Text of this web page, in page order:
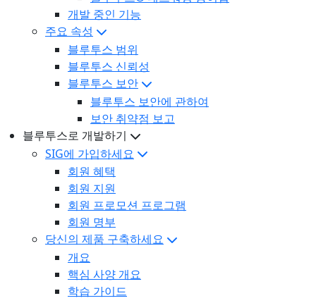
개발 중인 기능
주요 속성
블루투스 범위
블루투스 신뢰성
블루투스 보안
블루투스 보안에 관하여
보안 취약점 보고
블루투스로 개발하기
SIG에 가입하세요
회원 혜택
회원 지원
회원 프로모션 프로그램
회원 명부
당신의 제품 구축하세요
개요
핵심 사양 개요
학습 가이드